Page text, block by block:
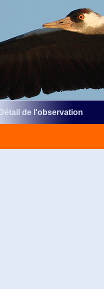
Détail de l'observation